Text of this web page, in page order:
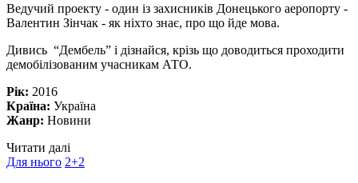
Ведучий проекту - один із захисників Донецького аеропорту -
Валентин Зінчак - як ніхто знає, про що йде мова.
Дивись “Дембель” і дізнайся, крізь що доводиться проходити
демобілізованим учасникам АТО.
Рік: 2016
Країна: Україна
Жанр: Новини
Читати далі
Для нього 2+2